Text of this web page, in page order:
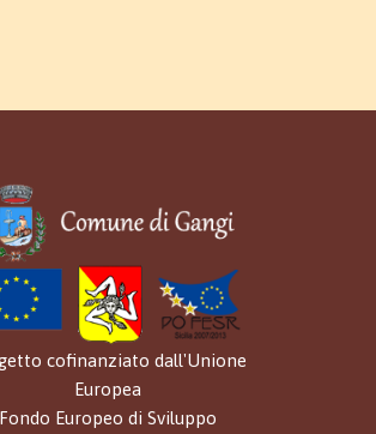
cofinanziato dall'Unione
Europea
Fondo Europeo di Sviluppo